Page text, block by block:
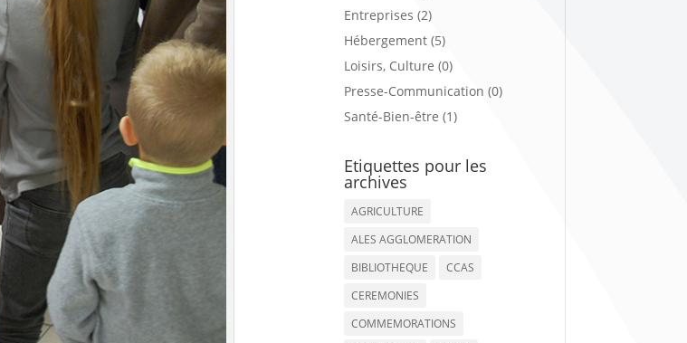
Entreprises (2)
Hébergement (5)
Loisirs, Culture (0)
Presse-Communication (0)
Santé-Bien-être (1)
Etiquettes pour les
archives
AGRICULTURE
ALES AGGLOMERATION
BIBLIOTHEQUE
CCAS
CEREMONIES
COMMEMORATIONS